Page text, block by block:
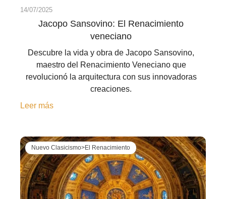
14/07/2025
Jacopo Sansovino: El Renacimiento
veneciano
Descubre la vida y obra de Jacopo Sansovino,
maestro del Renacimiento Veneciano que
revolucionó la arquitectura con sus innovadoras
creaciones.
Leer más
Nuevo Clasicismo>El Renacimiento